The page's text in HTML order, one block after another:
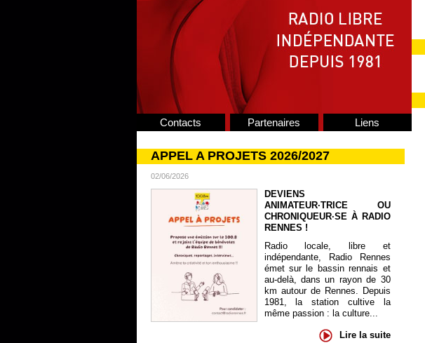
Contacts Partenaires Liens
APPEL A PROJETS 2026/2027
02/06/2026
DEVIENS
ANIMATEUR·TRICE OU
CHRONIQUEUR·SE À RADIO
RENNES !
Radio locale, libre et
indépendante, Radio Rennes
émet sur le bassin rennais et
au-delà, dans un rayon de 30
km autour de Rennes. Depuis
1981, la station cultive la
même passion : la culture...
Lire la suite